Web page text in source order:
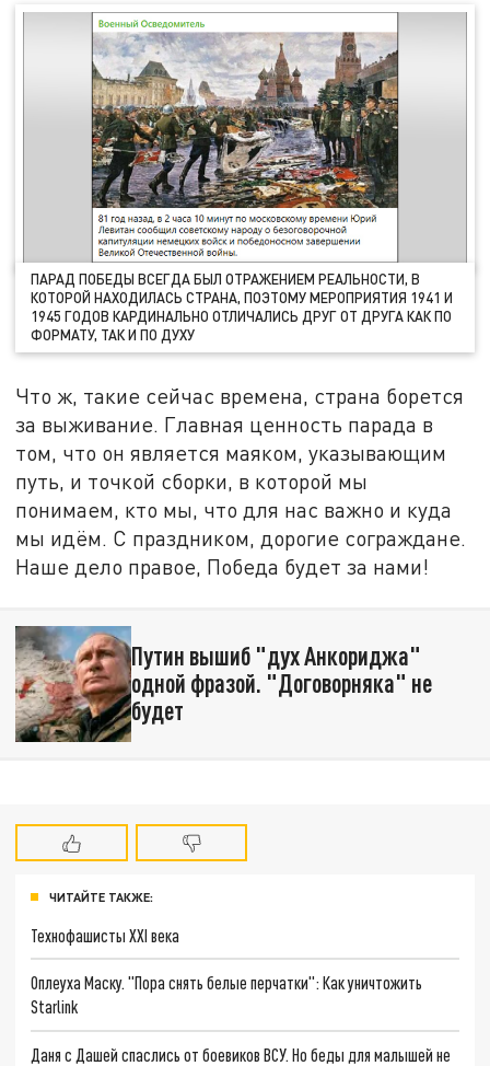
ПАРАД ПОБЕДЫ ВСЕГДА БЫЛ ОТРАЖЕНИЕМ РЕАЛЬНОСТИ, В
КОТОРОЙ НАХОДИЛАСЬ СТРАНА, ПОЭТОМУ МЕРОПРИЯТИЯ 1941 И
1945 ГОДОВ КАРДИНАЛЬНО ОТЛИЧАЛИСЬ ДРУГ ОТ ДРУГА КАК ПО
ФОРМАТУ, ТАК И ПО ДУХУ
Что ж, такие сейчас времена, страна борется
за выживание. Главная ценность парада в
том, что он является маяком, указывающим
путь, и точкой сборки, в которой мы
понимаем, кто мы, что для нас важно и куда
мы идём. С праздником, дорогие сограждане.
Наше дело правое, Победа будет за нами!
Путин вышиб "дух Анкориджа"
одной фразой. "Договорняка" не
будет
ЧИТАЙТЕ ТАКЖЕ:
Технофашисты XXI века
Оплеуха Маску. "Пора снять белые перчатки": Как уничтожить
Starlink
Даня с Дашей спаслись от боевиков ВСУ. Но беды для малышей не